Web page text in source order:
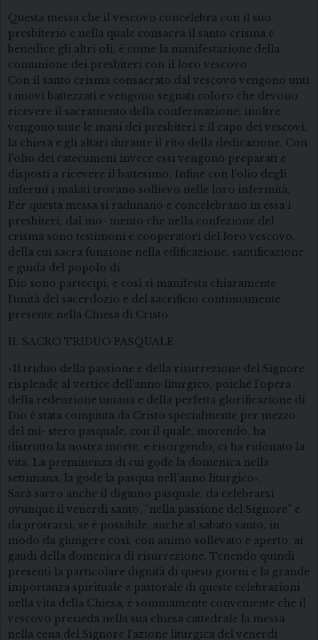
Questa messa che il vescovo concelebra con il suo
presbiterio e nella quale consacra il santo crisma e
benedice gli altri oli, è come la manifestazione della
comunione dei presbiteri con il loro vescovo.
Con il santo crisma consacrato dal vescovo vengono unti
i nuovi battezzati e vengono segnati coloro che devono
ricevere il sacramento della confermazione; inoltre
vengono unte le mani dei presbiteri e il capo dei vescovi,
la chiesa e gli altari durante il rito della dedicazione. Con
l’olio dei catecumeni invece essi vengono preparati e
disposti a ricevere il battesimo. Infine con l’olio degli
infermi i malati trovano sollievo nelle loro infermità.
Per questa messa si radunano e concelebrano in essa i
presbiteri, dal mo- mento che nella confezione del
crisma sono testimoni e cooperatori del loro vescovo,
della cui sacra funzione nella edificazione, santificazione
e guida del popolo di
Dio sono partecipi, e così si manifesta chiaramente
l’unità del sacerdozio e del sacrificio continuamente
presente nella Chiesa di Cristo.
IL SACRO TRIDUO PASQUALE
«Il triduo della passione e della risurrezione del Signore
risplende al vertice dell’anno liturgico, poiché l’opera
della redenzione umana e della perfetta glorificazione di
Dio è stata compiuta da Cristo specialmente per mezzo
del mi- stero pasquale, con il quale, morendo, ha
distrutto la nostra morte, e risorgendo, ci ha ridonato la
vita. La preminenza di cui gode la domenica nella
settimana, la gode la pasqua nell’anno liturgico».
Sarà sacro anche il digiuno pasquale, da celebrarsi
ovunque il venerdì santo, “nella passione del Signore” e
da protrarsi, se è possibile, anche al sabato santo, in
modo da giungere così, con animo sollevato e aperto, ai
gaudi della domenica di risurrezione. Tenendo quindi
presenti la particolare dignità di questi giorni e la grande
importanza spirituale e pastorale di queste celebrazioni
nella vita della Chiesa, è sommamente conveniente che il
vescovo presieda nella sua chiesa cattedrale la messa
nella cena del Signore l’azione liturgica del venerdì